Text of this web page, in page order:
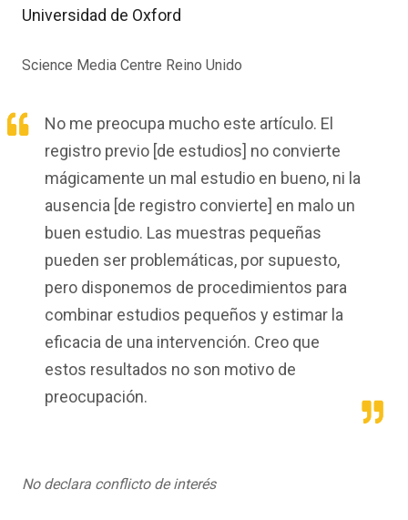
Universidad de Oxford
Science Media Centre Reino Unido
No me preocupa mucho este artículo. El
registro previo [de estudios] no convierte
mágicamente un mal estudio en bueno, ni la
ausencia [de registro convierte] en malo un
buen estudio. Las muestras pequeñas
pueden ser problemáticas, por supuesto,
pero disponemos de procedimientos para
combinar estudios pequeños y estimar la
eficacia de una intervención. Creo que
estos resultados no son motivo de
preocupación.
No declara conflicto de interés